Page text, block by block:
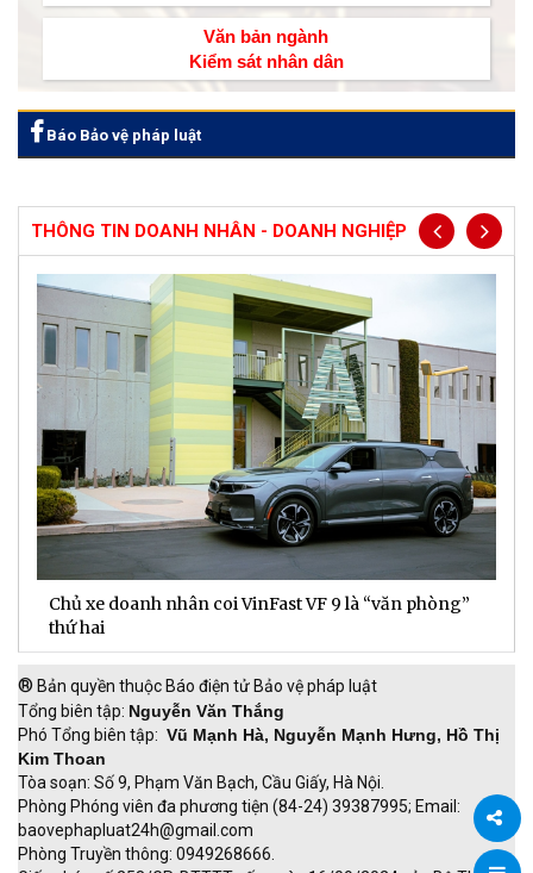
Chia
Văn bản ngành
Kiểm sát nhân dân
Báo Bảo vệ pháp luật
THÔNG TIN DOANH NHÂN - DOANH NGHIỆP
Chủ xe doanh nhân coi VinFast VF 9 là “văn phòng”
thứ hai
® Bản quyền thuộc Báo điện tử Bảo vệ pháp luật
Tổng biên tập: Nguyễn Văn Thắng
Phó Tổng biên tập: Vũ Mạnh Hà, Nguyễn Mạnh Hưng, Hồ Thị
Kim Thoan
Tòa soạn: Số 9, Phạm Văn Bạch, Cầu Giấy, Hà Nội.
Phòng Phóng viên đa phương tiện (84-24) 39387995; Email:
baovephapluat24h@gmail.com
Phòng Truyền thông: 0949268666.